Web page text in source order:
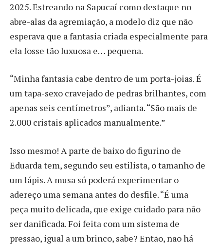
2025. Estreando na Sapucaí como destaque no
abre-alas da agremiação, a modelo diz que não
esperava que a fantasia criada especialmente para
ela fosse tão luxuosa e… pequena.
“Minha fantasia cabe dentro de um porta-joias. É
um tapa-sexo cravejado de pedras brilhantes, com
apenas seis centímetros”, adianta. “São mais de
2.000 cristais aplicados manualmente.”
Isso mesmo! A parte de baixo do figurino de
Eduarda tem, segundo seu estilista, o tamanho de
um lápis. A musa só poderá experimentar o
adereço uma semana antes do desfile. “É uma
peça muito delicada, que exige cuidado para não
ser danificada. Foi feita com um sistema de
pressão, igual a um brinco, sabe? Então, não há